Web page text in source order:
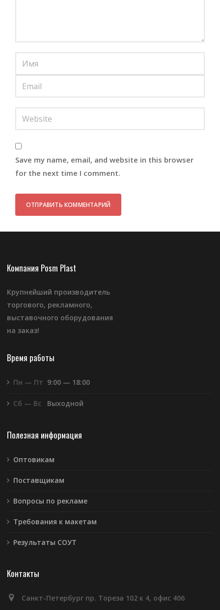
Save my name, email, and website in this browser
for the next time I comment.
Компания Posm Plast
Крупнейший производитель
торгового, рекламного,
выставочного оборудования
на заказ!
Время работы
Пн — Пт 9:00 — 18:00
Сб — Вс Выходной
Полезная информация
Оптовикам
Поставщикам
Вопросы по рекламе
Требования к макетам
Результаты СОУТ
Контакты
Санкт-Петербург пр. Тореза 102 к 4, офис 406